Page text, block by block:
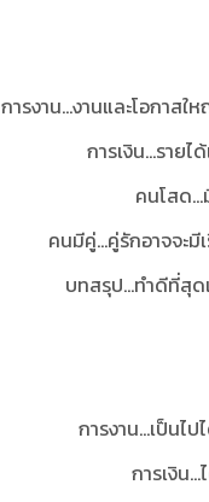
การงาน...งานและโอกาส
การเงิน...รายไ
คนโสด
คนมีคู่...คู่รักอาจจะ
บทสรุป...ทำดีที่สุ
การงาน...เป็น
การเงิน